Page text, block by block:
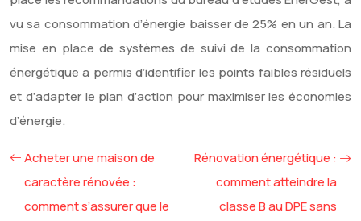
vu sa consommation d’énergie baisser de 25% en un an. La
mise en place de systèmes de suivi de la consommation
énergétique a permis d’identifier les points faibles résiduels
et d’adapter le plan d’action pour maximiser les économies
d’énergie.
Acheter une maison de
caractère rénovée :
comment s’assurer que le
Rénovation énergétique :
comment atteindre la
classe B au DPE sans